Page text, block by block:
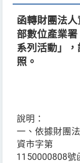
函轉財團法
部數位產業
系列活動」
照。
說明：
一、依據財團
資市字第
1150000808號